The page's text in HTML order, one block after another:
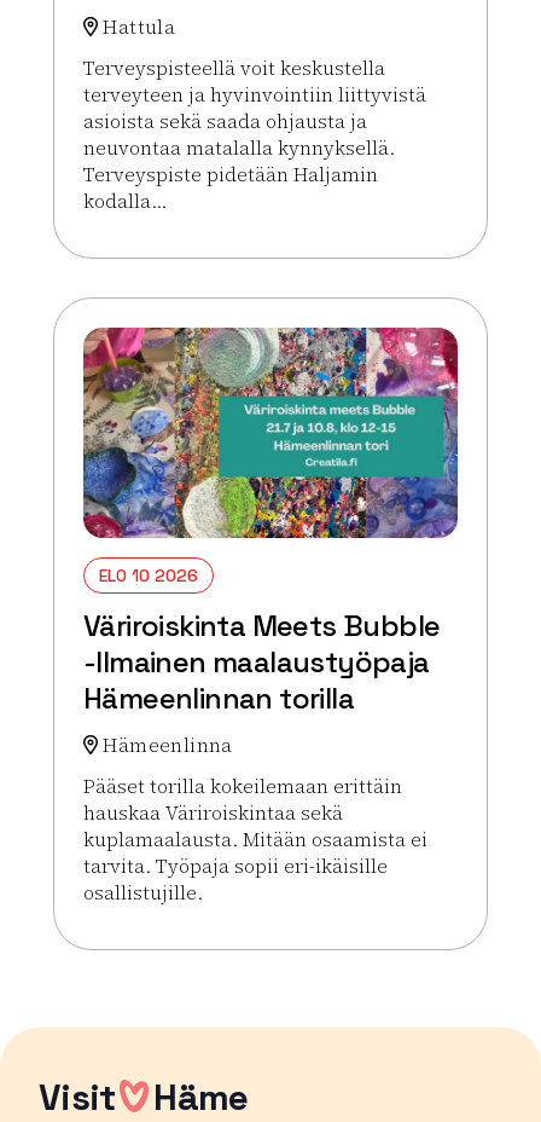
Hattula
Terveyspisteellä voit keskustella
terveyteen ja hyvinvointiin liittyvistä
asioista sekä saada ohjausta ja
neuvontaa matalalla kynnyksellä.
Terveyspiste pidetään Haljamin
kodalla...
Lue lisää tapahtumasta Hattulan SPR
ELO 10 2026
Väriroiskinta Meets Bubble
-Ilmainen maalaustyöpaja
Hämeenlinnan torilla
Hämeenlinna
Pääset torilla kokeilemaan erittäin
hauskaa Väriroiskintaa sekä
kuplamaalausta. Mitään osaamista ei
tarvita. Työpaja sopii eri-ikäisille
osallistujille.
Lue lisää tapahtumasta Väriroiskinta Meets
Visit Häme